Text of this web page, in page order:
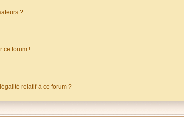
?
ce forum !
relatif à ce forum ?